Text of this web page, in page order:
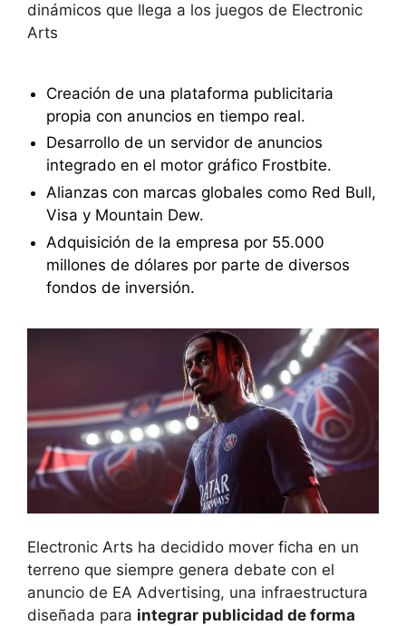
dinámicos que llega a los juegos de Electronic
Arts
Creación de una plataforma publicitaria
propia con anuncios en tiempo real.
Desarrollo de un servidor de anuncios
integrado en el motor gráfico Frostbite.
Alianzas con marcas globales como Red Bull,
Visa y Mountain Dew.
Adquisición de la empresa por 55.000
millones de dólares por parte de diversos
fondos de inversión.
Electronic Arts ha decidido mover ficha en un
terreno que siempre genera debate con el
anuncio de EA Advertising, una infraestructura
diseñada para integrar publicidad de forma